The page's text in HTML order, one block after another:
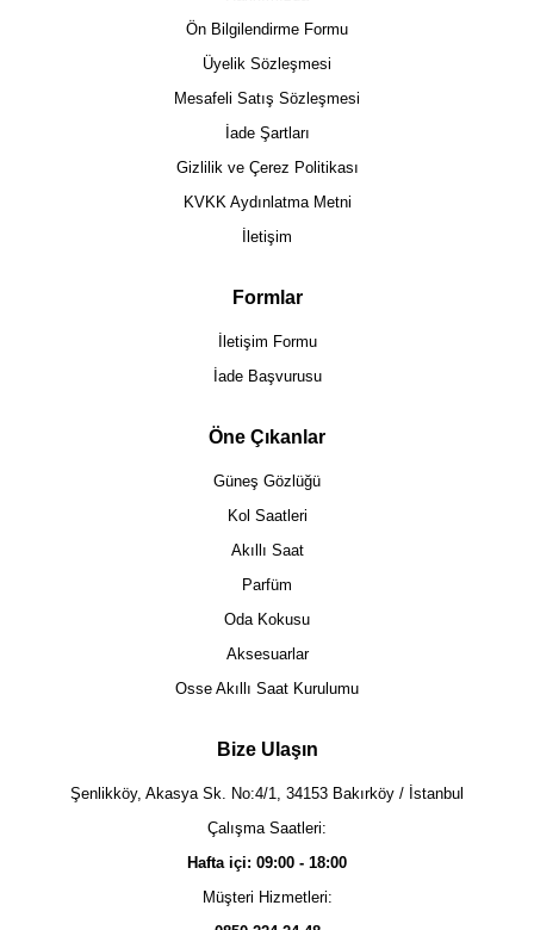
Ön Bilgilendirme Formu
Üyelik Sözleşmesi
Mesafeli Satış Sözleşmesi
İade Şartları
Gizlilik ve Çerez Politikası
KVKK Aydınlatma Metni
İletişim
Formlar
İletişim Formu
İade Başvurusu
Öne Çıkanlar
Güneş Gözlüğü
Kol Saatleri
Akıllı Saat
Parfüm
Oda Kokusu
Aksesuarlar
Osse Akıllı Saat Kurulumu
Bize Ulaşın
Şenlikköy, Akasya Sk. No:4/1, 34153 Bakırköy / İstanbul
Çalışma Saatleri:
Hafta içi: 09:00 - 18:00
Müşteri Hizmetleri: